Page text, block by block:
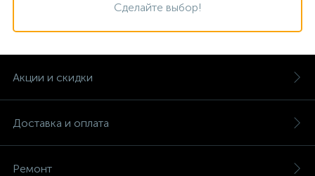
Сделайте выбор!
Акции и скидки
Доставка и оплата
Ремонт